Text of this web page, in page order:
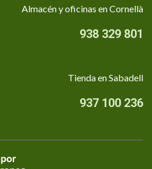
Almacén y oficinas en Cornellà
938 329 801
Tienda en Sabadell
937 100 236